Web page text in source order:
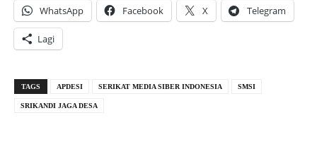
WhatsApp Facebook X Telegram
Lagi
TAGS APDESI SERIKAT MEDIA SIBER INDONESIA SMSI
SRIKANDI JAGA DESA